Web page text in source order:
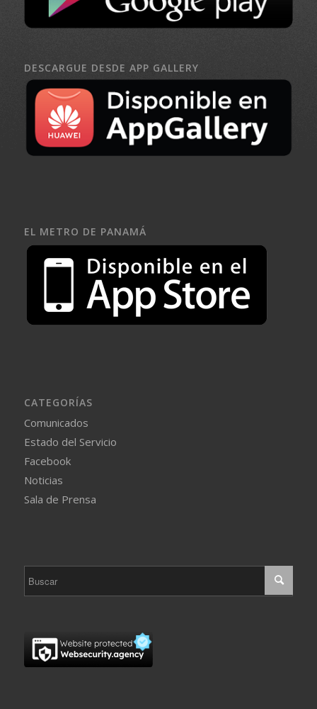
DESCARGUE DESDE APP GALLERY
EL METRO DE PANAMÁ
CATEGORÍAS
Comunicados
Estado del Servicio
Facebook
Noticias
Sala de Prensa